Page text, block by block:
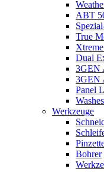
ABT
True
Dual
3GEN
3GEN
Panel
Washes
Werkzeuge
Bohrer